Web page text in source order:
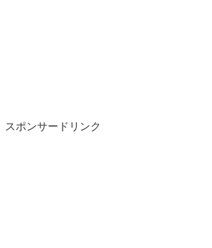
スポンサードリンク